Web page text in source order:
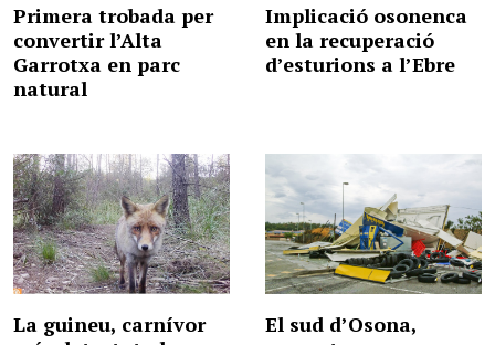
Primera trobada per
convertir l’Alta
Garrotxa en parc
natural
Implicació osonenca
en la recuperació
d’esturions a l’Ebre
La guineu, carnívor
El sud d’Osona,